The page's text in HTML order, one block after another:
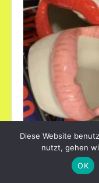
Diese Website
nutzt, gehen
OK